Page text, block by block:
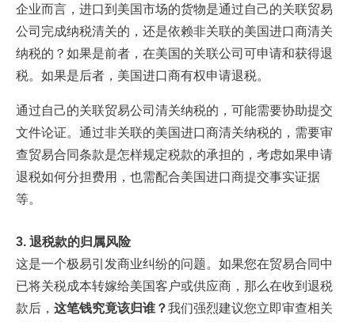
企业而言，进口到美国市场的货物是通过自己的关联贸易
公司完成纳税清关的，还是依赖非关联的美国进口商清关
纳税的？如果是前者，在美国的关联公司可申请和获得退
税。如果是后者，美国进口商有权申请退税。
通过自己的关联贸易公司清关纳税的，可能需要协助提交
文件论证。通过非关联的美国进口商清关纳税的，需要审
查贸易合同条款是怎样规定税款的承担的，考虑如果申请
退税如何分担费用，也需配合美国进口商提交事实证据
等。
3. 退税款的归属风险
这是一个极易引发商业纠纷的问题。如果您在贸易合同中
已将关税成本转嫁给美国客户或供应商，那么在收到退税
款后， 这笔钱究竟该归谁？我们强烈建议您立即审查相关